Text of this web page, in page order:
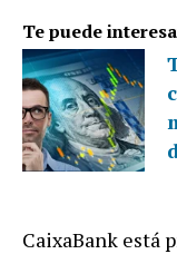
Te puede
CaixaBank está